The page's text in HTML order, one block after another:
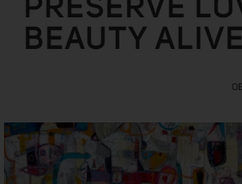
PRESERVE
BEAUTY ALIVE